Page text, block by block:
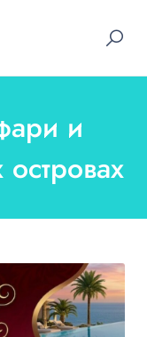
и